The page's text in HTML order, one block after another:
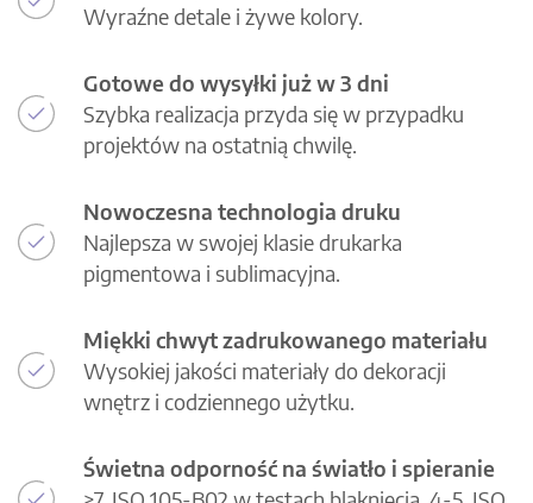
Wyraźne detale i żywe kolory.
Gotowe do wysyłki już w 3 dni
Szybka realizacja przyda się w przypadku
projektów na ostatnią chwilę.
Nowoczesna technologia druku
Najlepsza w swojej klasie drukarka
pigmentowa i sublimacyjna.
Miękki chwyt zadrukowanego materiału
Wysokiej jakości materiały do dekoracji
wnętrz i codziennego użytku.
Świetna odporność na światło i spieranie